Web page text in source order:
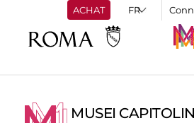
ACHAT
MUSEI